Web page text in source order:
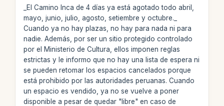
_El Camino Inca de 4 días ya está agotado todo abril,
mayo, junio, julio, agosto, setiembre y octubre._
Cuando ya no hay plazas, no hay para nada ni para
nadie. Además, por ser un sitio protegido controlado
por el Ministerio de Cultura, ellos imponen reglas
estrictas y le informo que no hay una lista de espera ni
se pueden retomar los espacios cancelados porque
está prohibido por las autoridades peruanas. Cuando
un espacio es vendido, ya no se vuelve a poner
disponible a pesar de quedar "libre" en caso de